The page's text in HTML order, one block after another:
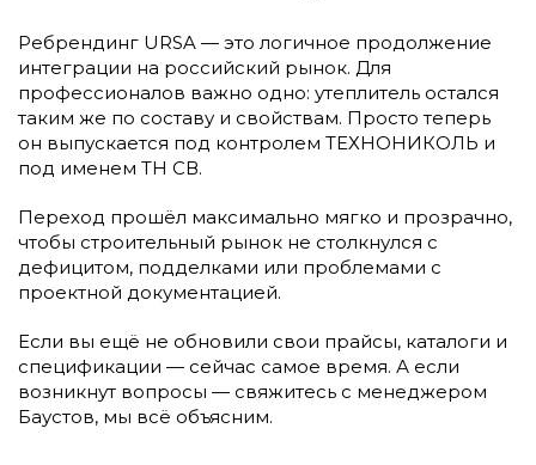
Ребрендинг URSA — это логичное продолжение
интеграции на российский рынок. Для
профессионалов важно одно: утеплитель остался
таким же по составу и свойствам. Просто теперь
он выпускается под контролем ТЕХНОНИКОЛЬ и
под именем ТН СВ.
Переход прошёл максимально мягко и прозрачно,
чтобы строительный рынок не столкнулся с
дефицитом, подделками или проблемами с
проектной документацией.
Если вы ещё не обновили свои прайсы, каталоги и
спецификации — сейчас самое время. А если
возникнут вопросы — свяжитесь с менеджером
Баустов, мы всё объясним.